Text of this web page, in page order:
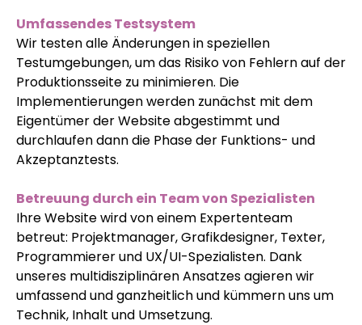
Umfassendes Testsystem
Wir testen alle Änderungen in speziellen
Testumgebungen, um das Risiko von Fehlern auf der
Produktionsseite zu minimieren. Die
Implementierungen werden zunächst mit dem
Eigentümer der Website abgestimmt und
durchlaufen dann die Phase der Funktions- und
Akzeptanztests.
Betreuung durch ein Team von Spezialisten
Ihre Website wird von einem Expertenteam
betreut: Projektmanager, Grafikdesigner, Texter,
Programmierer und UX/UI-Spezialisten. Dank
unseres multidisziplinären Ansatzes agieren wir
umfassend und ganzheitlich und kümmern uns um
Technik, Inhalt und Umsetzung.